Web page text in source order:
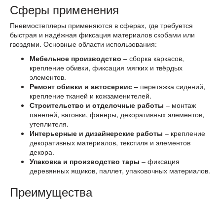
Сферы применения
Пневмостеплеры применяются в сферах, где требуется
быстрая и надёжная фиксация материалов скобами или
гвоздями. Основные области использования:
Мебельное производство – сборка каркасов,
крепление обивки, фиксация мягких и твёрдых
элементов.
Ремонт обивки и автосервис – перетяжка сидений,
крепление тканей и кожзаменителей.
Строительство и отделочные работы – монтаж
панелей, вагонки, фанеры, декоративных элементов,
утеплителя.
Интерьерные и дизайнерские работы – крепление
декоративных материалов, текстиля и элементов
декора.
Упаковка и производство тары – фиксация
деревянных ящиков, паллет, упаковочных материалов.
Преимущества